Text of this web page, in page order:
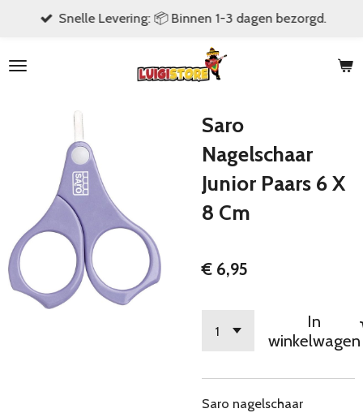
naar
hoofdinhoud
Snelle Levering: 📦 Binnen 1-3 dagen bezorgd.
Saro
Nagelschaar
Junior Paars 6 X
8 Cm
€ 6,95
In
winkelwagen
Saro nagelschaar